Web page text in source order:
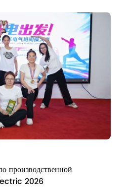
производственной
2026